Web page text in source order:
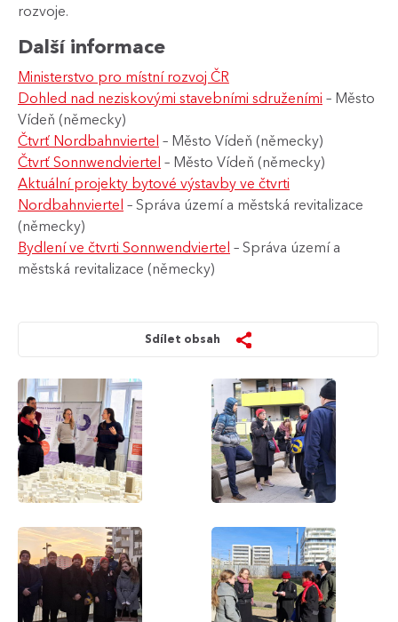
rozvoje.
Další informace
Ministerstvo pro místní rozvoj ČR
Dohled nad neziskovými stavebními sdruženími – Město
Vídeň (německy)
Čtvrť Nordbahnviertel – Město Vídeň (německy)
Čtvrť Sonnwendviertel – Město Vídeň (německy)
Aktuální projekty bytové výstavby ve čtvrti
Nordbahnviertel – Správa území a městská revitalizace
(německy)
Bydlení ve čtvrti Sonnwendviertel – Správa území a
městská revitalizace (německy)
Sdílet obsah